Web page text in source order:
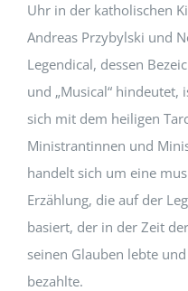
Uhr in der katholischen
Andreas Przybylski und
Legendical, dessen
und „Musical“ hindeutet,
sich mit dem heiligen
Ministrantinnen und
handelt sich um eine
Erzählung, die auf der
basiert, der in der Zeit
seinen Glauben lebte
bezahlte.